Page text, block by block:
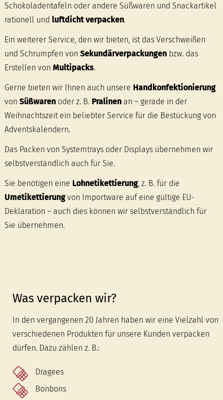
Schokoladentafeln oder andere Süßwaren und Snackartikel
rationell und luftdicht verpacken.
Ein weiterer Service, den wir bieten, ist das Verschweißen
und Schrumpfen von Sekundärverpackungenbzw. das
Erstellen von Multipacks.
Gerne bieten wir Ihnen auch unsere Handkonfektionierung
von Süßwarenoder z. B. Pralinenan – gerade in der
Weihnachtszeit ein beliebter Service für die Bestückung von
Adventskalendern.
Das Packen von Systemtrays oder Displays übernehmen wir
selbstverständlich auch für Sie.
Sie benötigen eine Lohnetikettierung, z. B. für die
Umetikettierungvon Importware auf eine gültige EU-
Deklaration – auch dies können wir selbstverständlich für
Sie übernehmen.
Was verpacken wir?
In den vergangenen 20 Jahren haben wir eine Vielzahl von
verschiedenen Produkten für unsere Kunden verpacken
dürfen. Dazu zählen z. B.:
Dragees
Bonbons